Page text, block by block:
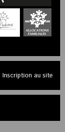
Inscription au site